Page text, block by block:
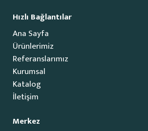
Hızlı Bağlantılar
Ana Sayfa
Ürünlerimiz
Referanslarımız
Kurumsal
Katalog
İletişim
Merkez